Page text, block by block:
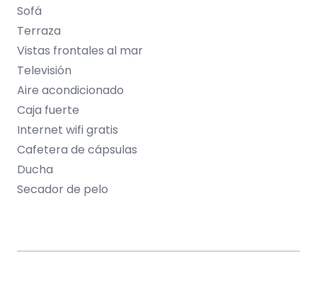
Sofá
Terraza
Vistas frontales al mar
Televisión
Aire acondicionado
Caja fuerte
Internet wifi gratis
Cafetera de cápsulas
Ducha
Secador de pelo